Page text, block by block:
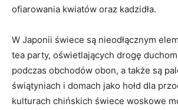
ofiarowania kwiatów oraz ⁤kadzidła.
W Japonii świece są nieodłącznym
tea party, oświetlających drogę duchom
podczas⁤ obchodów obon,‌ a także są
świątyniach i domach jako hołd ‌dla
kulturach chińskich świece woskowe